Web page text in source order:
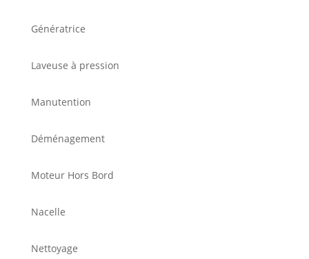
Génératrice
Laveuse à pression
Manutention
Déménagement
Moteur Hors Bord
Nacelle
Nettoyage